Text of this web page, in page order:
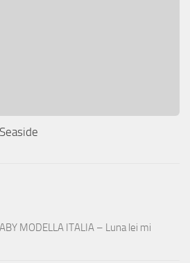
MODELLA ITALIA – Luna lei mi